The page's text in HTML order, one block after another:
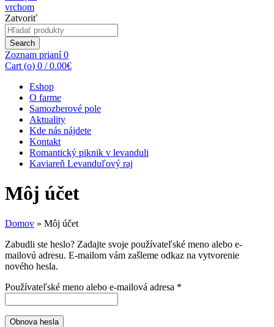
Zatvoriť
Search
for:
Search
Zoznam prianí0
Cart (o) 0 / 0.00€
Eshop
O farme
Samozberové pole
Aktuality
Kde nás nájdete
Kontakt
Romantický piknik v levanduli
Kaviareň Levanduľový raj
Môj účet
Domov » Môj účet
Zabudli ste heslo? Zadajte svoje používateľské meno alebo e-
mailovú adresu. E-mailom vám zašleme odkaz na vytvorenie
nového hesla.
Používateľské meno alebo e-mailová adresa *
Obnova hesla